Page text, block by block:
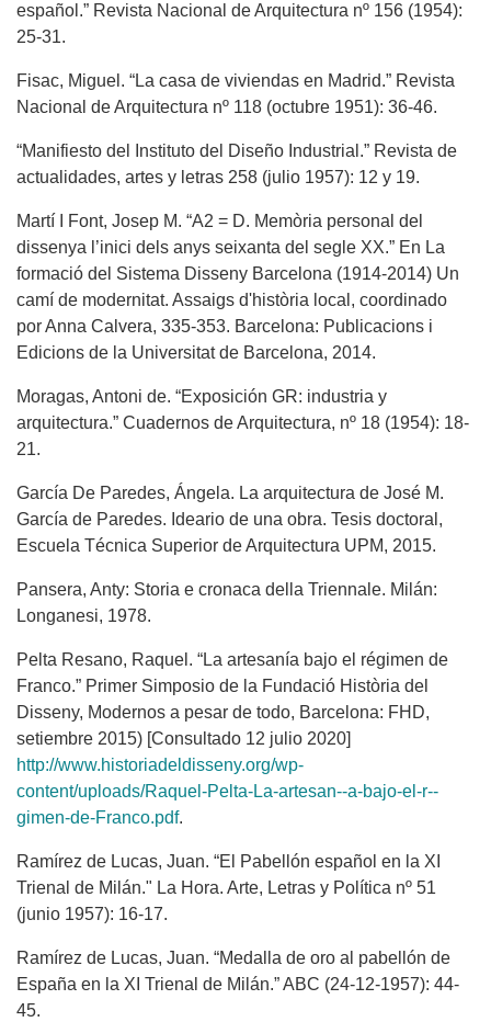
español.” Revista Nacional de Arquitectura nº 156 (1954):
25-31.
Fisac, Miguel. “La casa de viviendas en Madrid.” Revista
Nacional de Arquitectura nº 118 (octubre 1951): 36-46.
“Manifiesto del Instituto del Diseño Industrial.” Revista de
actualidades, artes y letras 258 (julio 1957): 12 y 19.
Martí I Font, Josep M. “A2 = D. Memòria personal del
dissenya l’inici dels anys seixanta del segle XX.” En La
formació del Sistema Disseny Barcelona (1914-2014) Un
camí de modernitat. Assaigs d'història local, coordinado
por Anna Calvera, 335-353. Barcelona: Publicacions i
Edicions de la Universitat de Barcelona, 2014.
Moragas, Antoni de. “Exposición GR: industria y
arquitectura.” Cuadernos de Arquitectura, nº 18 (1954): 18-
21.
García De Paredes, Ángela. La arquitectura de José M.
García de Paredes. Ideario de una obra. Tesis doctoral,
Escuela Técnica Superior de Arquitectura UPM, 2015.
Pansera, Anty: Storia e cronaca della Triennale. Milán:
Longanesi, 1978.
Pelta Resano, Raquel. “La artesanía bajo el régimen de
Franco.” Primer Simposio de la Fundació Història del
Disseny, Modernos a pesar de todo, Barcelona: FHD,
setiembre 2015) [Consultado 12 julio 2020]
http://www.historiadeldisseny.org/wp-
content/uploads/Raquel-Pelta-La-artesan--a-bajo-el-r--
gimen-de-Franco.pdf.
Ramírez de Lucas, Juan. “El Pabellón español en la XI
Trienal de Milán." La Hora. Arte, Letras y Política nº 51
(junio 1957): 16-17.
Ramírez de Lucas, Juan. “Medalla de oro al pabellón de
España en la XI Trienal de Milán.” ABC (24-12-1957): 44-
45.